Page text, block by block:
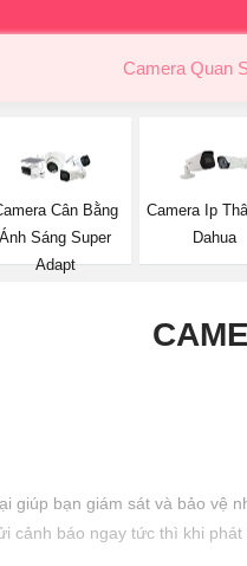
Camera Quan
Cân Bằng
Ánh Sáng Super
Adapt
Camera Ip
Dahua
giúp bạn giám sát và bảo
cảnh báo ngay tức thì khi